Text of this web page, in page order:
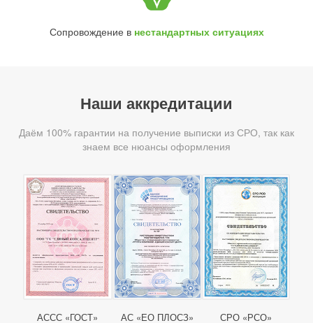
Сопровождение в нестандартных ситуациях
Наши аккредитации
Даём 100% гарантии на получение выписки из СРО, так как
знаем все нюансы оформления
АССС «ГОСТ» АС «ЕО ПЛОСЗ» СРО «РСО»